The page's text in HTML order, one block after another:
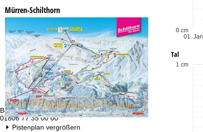
Beratung
01806 77 35 00 00 *
Mürren-Schilthorn
Pistenplan vergrößern
01. Jan
0 cm
Tal
1 cm